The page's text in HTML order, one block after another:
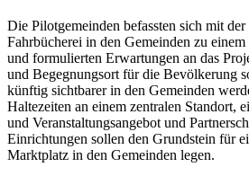
Die Pilotgemeinden befassten sich mit
Fahrbücherei in den Gemeinden zu
und formulierten Erwartungen an das
und Begegnungsort für die Bevölkerung
künftig sichtbarer in den Gemeinden
Haltezeiten an einem zentralen Standort,
und Veranstaltungsangebot und
Einrichtungen sollen den Grundstein für
Marktplatz in den Gemeinden legen.